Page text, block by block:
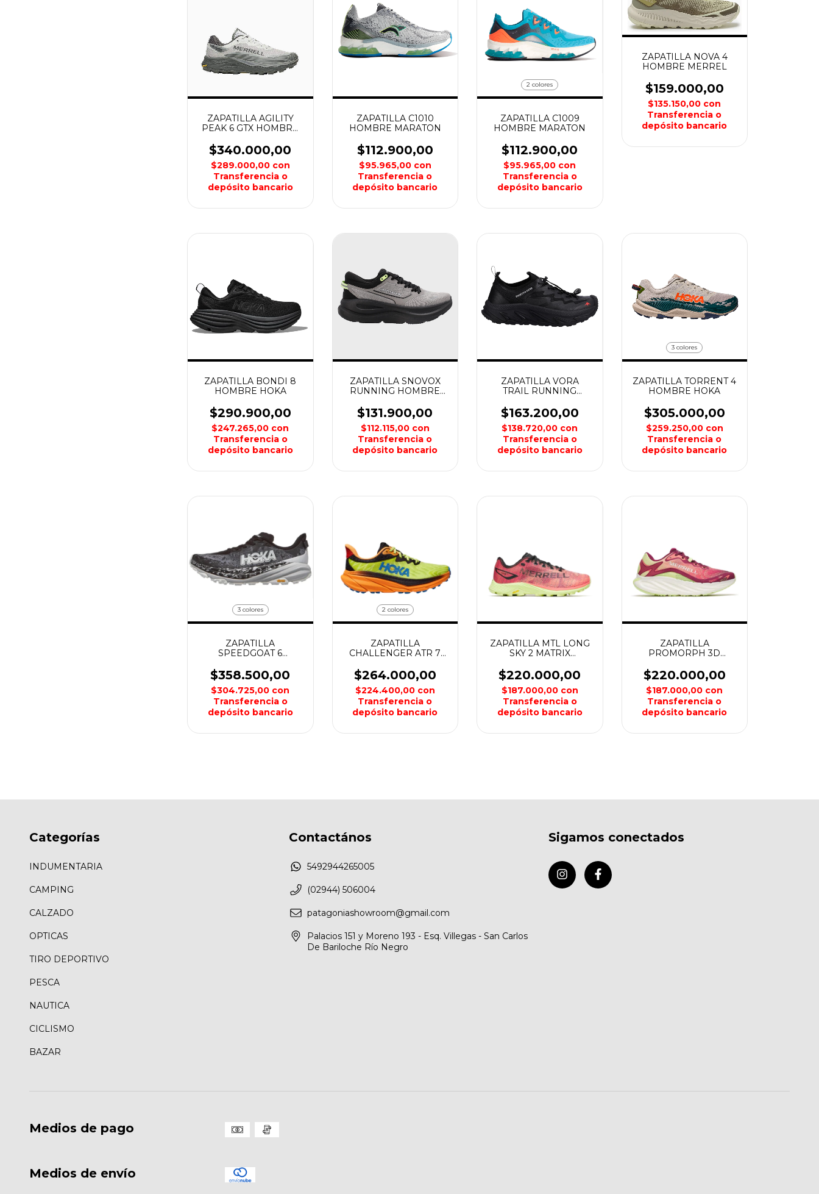
ZAPATILLA AGILITY
PEAK 6 GTX HOMBRE
$340.000,00
$289.000,00 con
Transferencia o
depósito bancario
ZAPATILLA C1010
HOMBRE MARATON
$112.900,00
$95.965,00 con
Transferencia o
depósito bancario
2 colores
ZAPATILLA C1009
HOMBRE MARATON
$112.900,00
$95.965,00 con
Transferencia o
depósito bancario
ZAPATILLA NOVA 4
HOMBRE MERREL
$159.000,00
$135.150,00 con
Transferencia o
depósito bancario
ZAPATILLA BONDI 8
HOMBRE HOKA
$290.900,00
$247.265,00 con
Transferencia o
depósito bancario
ZAPATILLA SNOVOX
RUNNING HOMBRE
$131.900,00
$112.115,00 con
Transferencia o
depósito bancario
ZAPATILLA VORA
TRAIL RUNNING
$163.200,00
$138.720,00 con
Transferencia o
depósito bancario
3 colores
ZAPATILLA TORRENT 4
HOMBRE HOKA
$305.000,00
$259.250,00 con
Transferencia o
depósito bancario
3 colores
ZAPATILLA
SPEEDGOAT 6
$358.500,00
$304.725,00 con
Transferencia o
depósito bancario
2 colores
ZAPATILLA
CHALLENGER ATR 7
$264.000,00
$224.400,00 con
Transferencia o
depósito bancario
ZAPATILLA MTL LONG
SKY 2 MATRIX
$220.000,00
$187.000,00 con
Transferencia o
depósito bancario
ZAPATILLA
PROMORPH 3D
$220.000,00
$187.000,00 con
Transferencia o
depósito bancario
Categorías
INDUMENTARIA
CAMPING
CALZADO
OPTICAS
TIRO DEPORTIVO
PESCA
NAUTICA
CICLISMO
BAZAR
Contactános
5492944265005
(02944) 506004
patagoniashowroom@gmail.com
Palacios 151 y Moreno 193 - Esq. Villegas - San Carlos
De Bariloche Río Negro
Sigamos conectados
Medios de pago
Medios de envío